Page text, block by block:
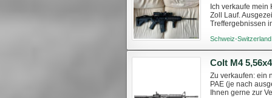
Ich verkaufe
Zoll Lauf.
Treffergebnissen
Schweiz-
Zu verkaufen: ein
PAE (je nach
Ihnen gerne zur